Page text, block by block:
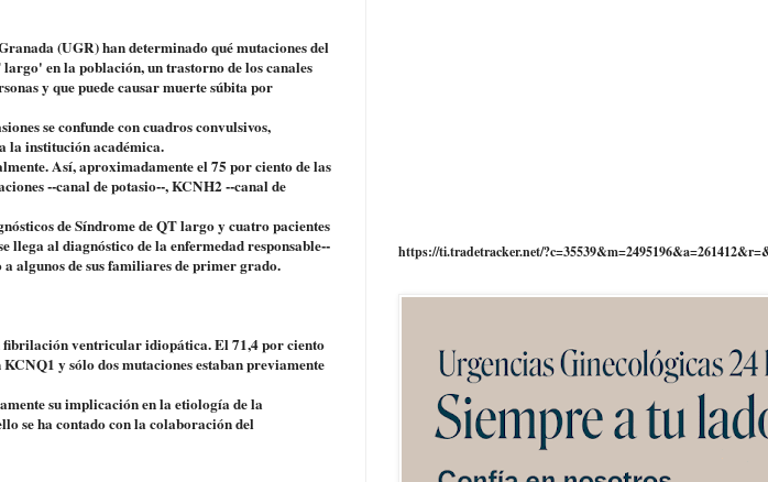
(UGR) han determinado qué mutaciones del
en la población, un trastorno de los canales
y que puede causar muerte súbita por
se confunde con cuadros convulsivos,
la institución académica.
Así, aproximadamente el 75 por ciento de las
--canal de potasio--, KCNH2 --canal de
de Síndrome de QT largo y cuatro pacientes
al diagnóstico de la enfermedad responsable--
algunos de sus familiares de primer grado.
fibrilación ventricular idiopática. El 71,4 por ciento
y sólo dos mutaciones estaban previamente
su implicación en la etiología de la
se ha contado con la colaboración del
https://ti.tradetracker.net/